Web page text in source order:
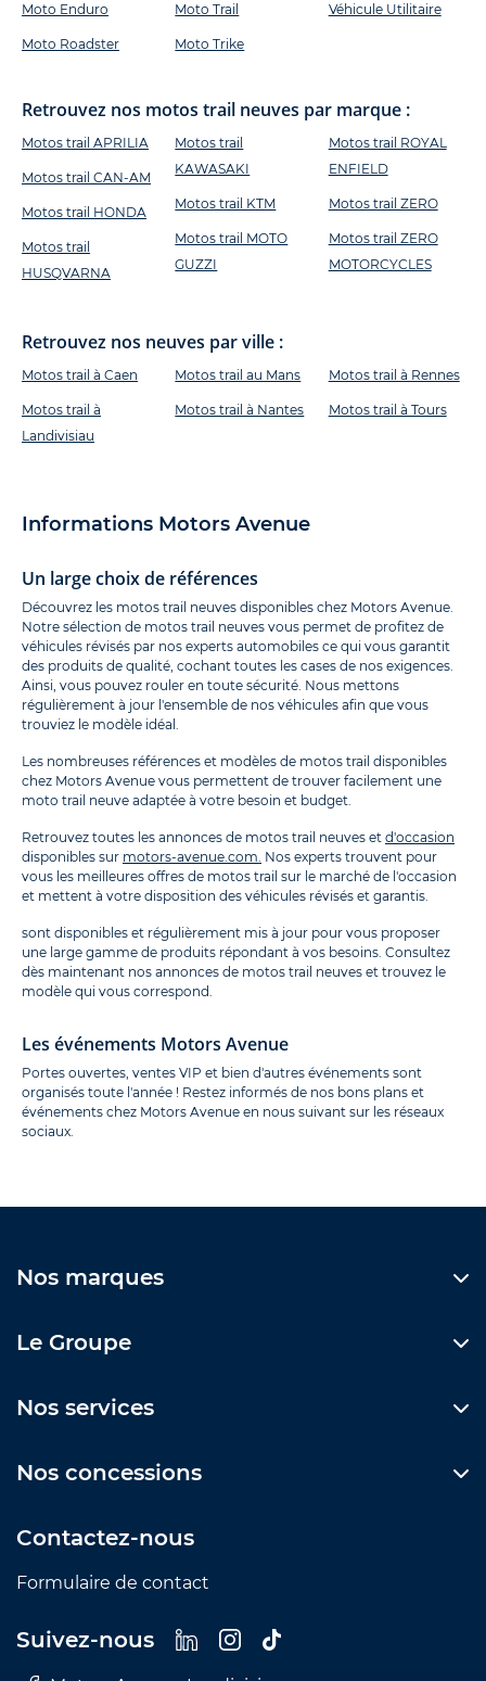
Moto Enduro
Moto Roadster
Moto Trail
Moto Trike
Véhicule Utilitaire
Retrouvez nos motos trail neuves par marque :
Motos trail APRILIA
Motos trail CAN-AM
Motos trail HONDA
Motos trail
HUSQVARNA
Motos trail
KAWASAKI
Motos trail KTM
Motos trail MOTO
GUZZI
Motos trail ROYAL
ENFIELD
Motos trail ZERO
Motos trail ZERO
MOTORCYCLES
Retrouvez nos neuves par ville :
Motos trail à Caen
Motos trail à
Landivisiau
Motos trail au Mans
Motos trail à Nantes
Motos trail à Rennes
Motos trail à Tours
Informations Motors Avenue
Un large choix de références
Découvrez les motos trail neuves disponibles chez Motors Avenue.
Notre sélection de motos trail neuves vous permet de profitez de
véhicules révisés par nos experts automobiles ce qui vous garantit
des produits de qualité, cochant toutes les cases de nos exigences.
Ainsi, vous pouvez rouler en toute sécurité. Nous mettons
régulièrement à jour l'ensemble de nos véhicules afin que vous
trouviez le modèle idéal.
Les nombreuses références et modèles de motos trail disponibles
chez Motors Avenue vous permettent de trouver facilement une
moto trail neuve adaptée à votre besoin et budget.
Retrouvez toutes les annonces de motos trail neuves et d'occasion
disponibles sur motors-avenue.com. Nos experts trouvent pour
vous les meilleures offres de motos trail sur le marché de l'occasion
et mettent à votre disposition des véhicules révisés et garantis.
sont disponibles et régulièrement mis à jour pour vous proposer
une large gamme de produits répondant à vos besoins. Consultez
dès maintenant nos annonces de motos trail neuves et trouvez le
modèle qui vous correspond.
Les événements Motors Avenue
Portes ouvertes, ventes VIP et bien d'autres événements sont
organisés toute l'année ! Restez informés de nos bons plans et
événements chez Motors Avenue en nous suivant sur les réseaux
sociaux.
Nos marques
Le Groupe
Nos services
Nos concessions
Contactez-nous
Formulaire de contact
Suivez-nous